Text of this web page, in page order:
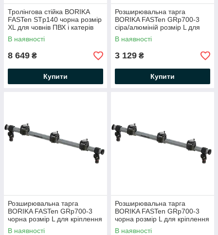
Тролінгова стійка BORIKA
FASTen STp140 чорна розмір
ХL для човнів ПВХ і катерів
(01.02.015.04.43)
В наявності
8 649 ₴
Купити
Розширювальна тарга
BORIKA FASTen GRp700-3
сіра/алюміній розмір L для
кріплення аксесуарів
(01.02.027.01.05)
В наявності
3 129 ₴
Купити
Розширювальна тарга
BORIKA FASTen GRp700-3
чорна розмір L для кріплення
аксесуарів (01.02.027.01.06)
В наявності
Розширювальна тарга
BORIKA FASTen GRp700-3
чорна розмір L для кріплення
аксесуарів (01.02.027.01.43)
В наявності